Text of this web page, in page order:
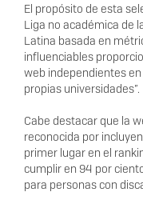
El propósito de esta
Liga no académica de
Latina basada en
influenciables
web independientes
propias universidades”.
Cabe destacar que la
reconocida por
primer lugar en el
cumplir en 94 por
para personas con